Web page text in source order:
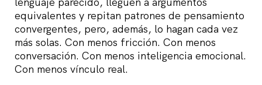
equivalentes y repitan patrones de pensamiento
convergentes, pero, además, lo hagan cada vez
más solas. Con menos fricción. Con menos
conversación. Con menos inteligencia emocional.
Con menos vínculo real.